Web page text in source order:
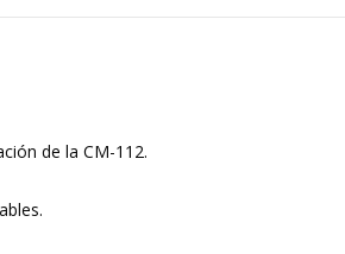
de la CM-112.